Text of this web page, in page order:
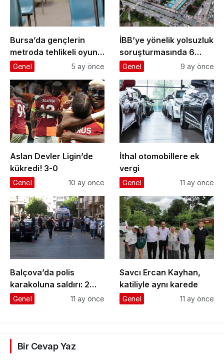
Bursa’da gençlerin
metroda tehlikeli oyunu
kameraya yansıdı
Genel 5 ay önce
İBB’ye yönelik yolsuzluk
soruşturmasında 6
gazeteci ’şüpheli’
Genel 9 ay önce
Aslan Devler Ligin’de
kükredi! 3-0
Genel 10 ay önce
İthal otomobillere ek
vergi
Genel 11 ay önce
Balçova’da polis
karakoluna saldırı: 2
şehit, 1 yaralı
Genel 11 ay önce
Savcı Ercan Kayhan,
katiliyle aynı karede
Genel 11 ay önce
Bir Cevap Yaz